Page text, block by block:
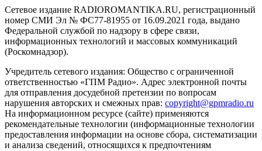
Сетевое издание RADIOROMANTIKA.RU, регистрационный
номер СМИ Эл № ФС77-81955 от 16.09.2021 года, выдано
Федеральной службой по надзору в сфере связи,
информационных технологий и массовых коммуникаций
(Роскомнадзор).
Учредитель сетевого издания: Общество с ограниченной
ответственностью «ГПМ Радио». Адрес электронной почты
для отправления досудебной претензии по вопросам
нарушения авторских и смежных прав: copyright@gpmradio.ru
На информационном ресурсе (сайте) применяются
рекомендательные технологии (информационные технологии
предоставления информации на основе сбора, систематизации
и анализа сведений, относящихся к предпочтениям